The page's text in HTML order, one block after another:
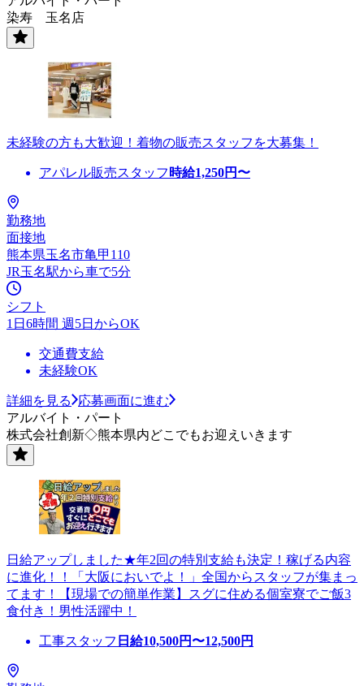
染寿 玉名店
未経験の方も大歓迎！着物の販売スタッフを大募集！
アパレル販売スタッフ 時給1,250円〜
勤務地
面接地
熊本県玉名市亀甲110
JR玉名駅から車で5分
シフト
1日6時間 週5日からOK
交通費支給
未経験OK
詳細を見る
応募画面に進む
アルバイト・パート
株式会社創新◇熊本県内どこでもお迎えいきます
日給アップしました★年2回の特別支給も決定！稼げる内容
に進化！！「大阪においでよ！」全国からスタッフが集まっ
てます！【現場での簡単作業】スグに住める個室寮でご飯3
食付き！男性活躍中！
工事スタッフ 日給10,500円〜12,500円